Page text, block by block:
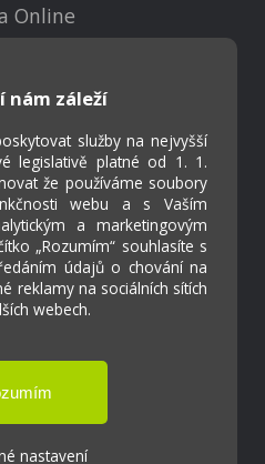
nám záleží
služby na nejvyšší
legislativě platné od 1. 1.
že používáme soubory
webu a s Vaším
a marketingovým
„Rozumím“ souhlasíte s
údajů o chování na
reklamy na sociálních sítích
webech.
nastavení
Online
prohlídka
škola Ostrožská